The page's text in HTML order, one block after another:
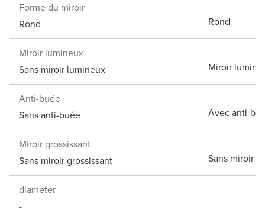
Forme du miroir
Rond
Rond
Miroir lumineux
Sans miroir lumineux
Miroir
Anti-buée
Sans anti-buée
Avec anti-
Miroir grossissant
Sans miroir grossissant
Sans miroir
diameter
-
-